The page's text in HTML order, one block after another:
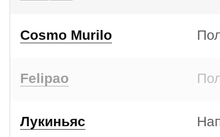
Cosmo Murilo
Felipao
Лукиньяс